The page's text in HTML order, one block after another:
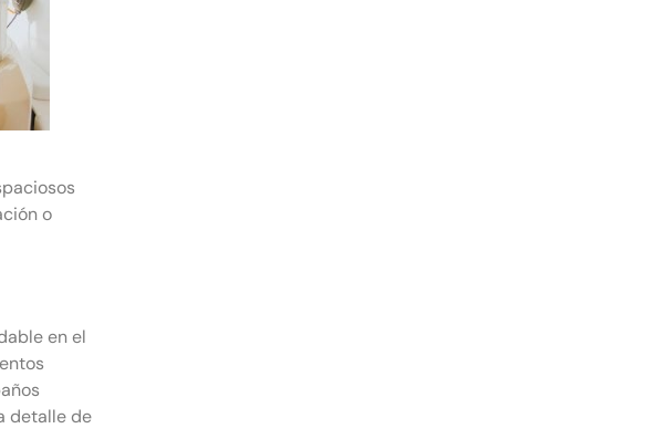
o
en el
detalle de